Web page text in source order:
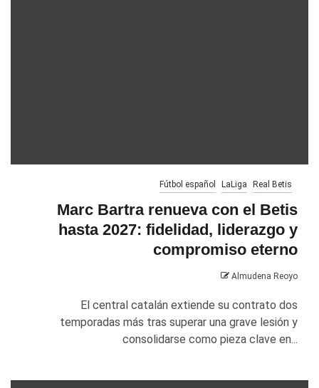
Fútbol español LaLiga Real Betis
Marc Bartra renueva con el Betis
hasta 2027: fidelidad, liderazgo y
compromiso eterno
Almudena Reoyo
El central catalán extiende su contrato dos
temporadas más tras superar una grave lesión y
consolidarse como pieza clave en...